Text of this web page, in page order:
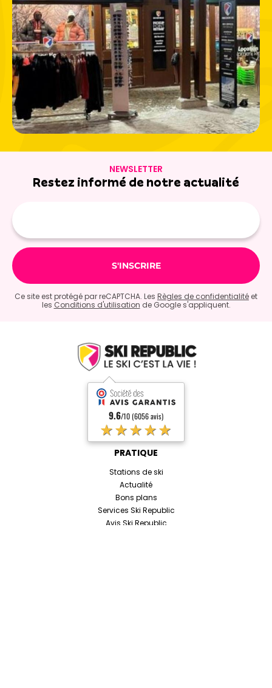
snowpark, le boardercross ou le FuniCross, tandis que les
familles profiteront d’espaces ludiques et de pistes larges,
idéales pour progresser en douceur. Les zones Brut de
neige, spécialement dédiées au
ski freeride
, permettent
de goûter aux joies de la poudreuse en toute sécurité.
Le bon plan glisse, c’est ici ! Réservez vos skis à Serre-
Chevalier avecSki Republicet faites le plein de fun sur les
pistes!
NEWSLETTER
Restez informé de notre actualité
mail
Ce site est protégé par reCAPTCHA. Les Règles de confidentialité et
les Conditions d'utilisation de Google s'appliquent.
9.6/10 (6056 avis)
★★★★★
PRATIQUE
Stations de ski
Actualité
Bons plans
Services Ski Republic
Avis Ski Republic